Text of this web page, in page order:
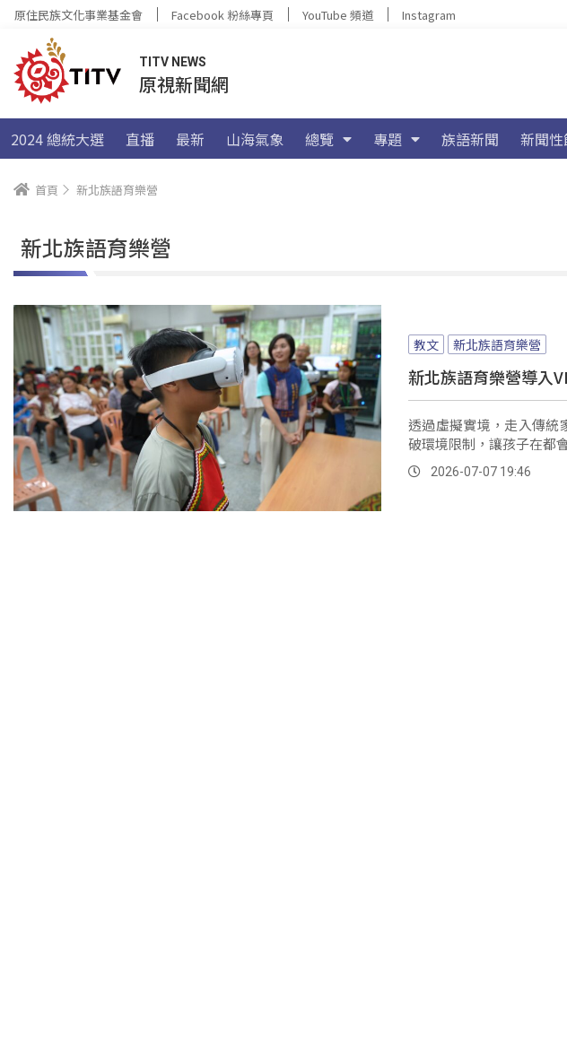
原住民族文化事業基金會 Facebook 粉絲專頁 YouTube 頻道 Instagram
TITV NEWS
原視新聞網
2024 總統大選 直播 最新 山海氣象 總覽 專題 族語新聞 新聞性
首頁 新北族語育樂營
新北族語育樂營
教文 新北族語育樂營
新北族語育樂營導入
透過虛擬實境，走入傳統
破環境限制，讓孩子在都
2026-07-07 19:46